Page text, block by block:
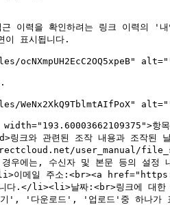
이력을 확인하려는 링크 이력의 '
ocNXmpUH2EcC2OQ5xpeB"
WeNx2XkQ9TblmtAIfPoX"
항
링크와 관련된 조작 내용과 조작된
user_manual/
경우에는, 수신자 및 본문 등의 설
이메일 주소:<br><a
니다.</li><li>날짜:<br>링크에 대
기', '다운로드', '업로드'중 하나